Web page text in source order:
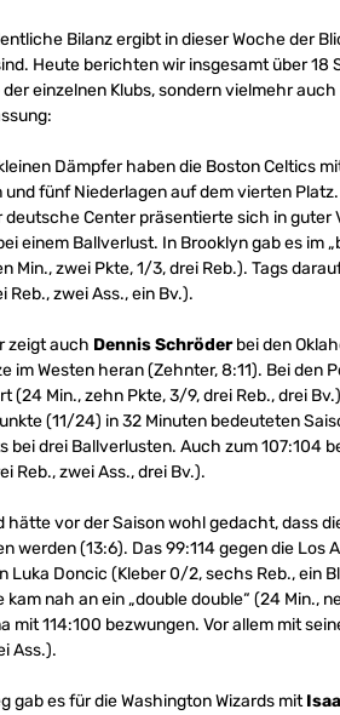
Bilanz ergibt in dieser Woche der
Heute berichten wir insgesamt über
einzelnen Klubs, sondern vielmehr
Dämpfer haben die Boston Celtics
und fünf Niederlagen auf dem vierten
deutsche Center präsentierte sich in
einem Ballverlust. In Brooklyn gab es im
Min., zwei Pkte, 1/3, drei Reb.). Tags
Reb., zwei Ass., ein Bv.).
zeigt auch Dennis Schröderbei den
im Westen heran (Zehnter, 8:11). Bei den
(24 Min., zehn Pkte, 3/9, drei Reb., drei
(11/24) in 32 Minuten bedeuteten
bei drei Ballverlusten. Auch zum 107:104
Reb., zwei Ass., drei Bv.).
hätte vor der Saison wohl gedacht, dass
werden (13:6). Das 99:114 gegen die
Luka Doncic (Kleber 0/2, sechs Reb., ein
nah an ein „double double“ (24 Min.,
mit 114:100 bezwungen. Vor allem mit
Ass.).
gab es für die Washington Wizards mit